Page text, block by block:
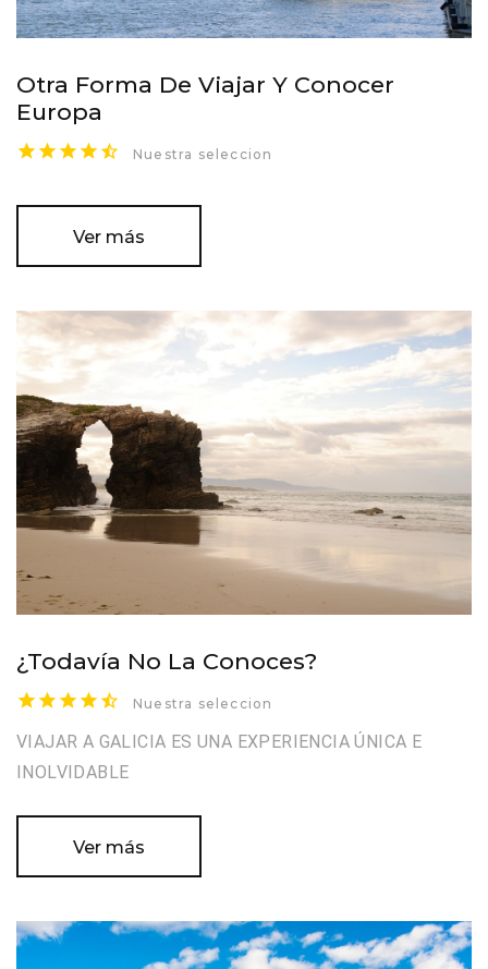
Otra Forma De Viajar Y Conocer
Europa
Nuestra seleccion
Ver más
¿Todavía No La Conoces?
Nuestra seleccion
VIAJAR A GALICIA ES UNA EXPERIENCIA ÚNICA E
INOLVIDABLE
Ver más